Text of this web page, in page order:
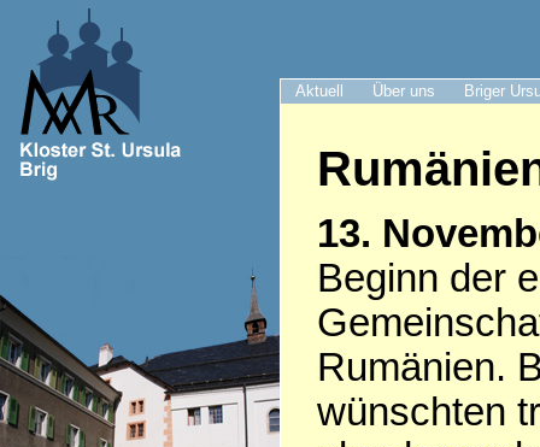
Aktuell Über uns Briger
13.
Beginn der
Rumänien.
wünschten